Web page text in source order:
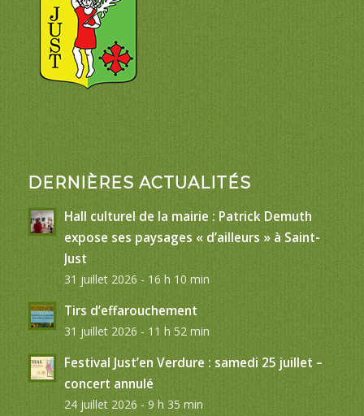
DERNIÈRES ACTUALITÉS
Hall culturel de la mairie : Patrick Demuth
expose ses paysages « d’ailleurs » à Saint-
Just
31 juillet 2026 - 16 h 10 min
Tirs d’effarouchement
31 juillet 2026 - 11 h 52 min
Festival Just’en Verdure : samedi 25 juillet –
concert annulé
24 juillet 2026 - 9 h 35 min